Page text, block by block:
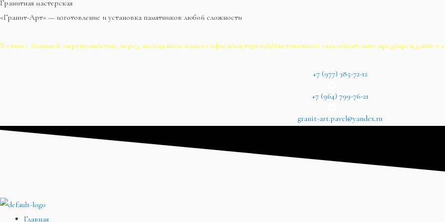
Гранитная мастерская
«Гранит-Арт» — изготовление и установка памятников любой сложности
В связи с большой загруженностью, перед посещением нашего офиса/мастерской/выставочного зала обязательно предупреждайте о
+7 (977) 385-72-12
+7 (964) 799-76-21
granit-art.pavel@yandex.ru
Главная